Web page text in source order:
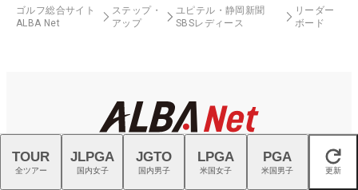
ゴルフ総合サイト
ALBA Net
ステップ・
アップ
ユピテル・静岡新聞
SBSレディース
リーダー
ボード
閉じる
TOUR
全ツアー
JLPGA
国内女子
JGTO
国内男子
LPGA
米国女子
PGA
米国男子 更新